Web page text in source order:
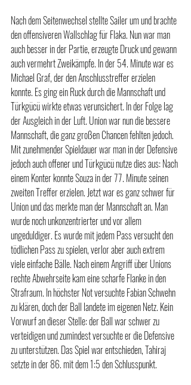
Nach dem Seitenwechsel stellte Sailer um und brachte
den offensiveren Wallschlag für Flaka. Nun war man
auch besser in der Partie, erzeugte Druck und gewann
auch vermehrt Zweikämpfe. In der 54. Minute war es
Michael Graf, der den Anschlusstreffer erzielen
konnte. Es ging ein Ruck durch die Mannschaft und
Türkgücü wirkte etwas verunsichert. In der Folge lag
der Ausgleich in der Luft. Union war nun die bessere
Mannschaft, die ganz großen Chancen fehlten jedoch.
Mit zunehmender Spieldauer war man in der Defensive
jedoch auch offener und Türkgücü nutze dies aus: Nach
einem Konter konnte Souza in der 77. Minute seinen
zweiten Treffer erzielen. Jetzt war es ganz schwer für
Union und das merkte man der Mannschaft an. Man
wurde noch unkonzentrierter und vor allem
ungeduldiger. Es wurde mit jedem Pass versucht den
tödlichen Pass zu spielen, verlor aber auch extrem
viele einfache Bälle. Nach einem Angriff über Unions
rechte Abwehrseite kam eine scharfe Flanke in den
Strafraum. In höchster Not versuchte Fabian Schwehn
zu klären, doch der Ball landete im eigenen Netz. Kein
Vorwurf an dieser Stelle: der Ball war schwer zu
verteidigen und zumindest versuchte er die Defensive
zu unterstützen. Das Spiel war entschieden, Tahiraj
setzte in der 86. mit dem 1:5 den Schlusspunkt.